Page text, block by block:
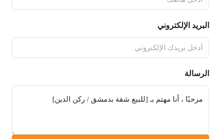
البريد الإلكتروني
الرسالة